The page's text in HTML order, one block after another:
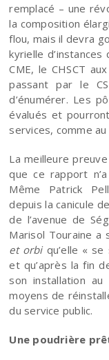
remplacé – une
la composition
flou, mais il devra
kyrielle
CME, le CHSCT
passant par le
d’énumérer. Les
évalués et
services, comme
La meilleure
que ce rapport
Même Patrick
depuis la canicule
de l’avenue de
Marisol Touraine a
et orbiqu’elle « se
et qu’après la fin
son installation
moyens de
du service public.
Une poudrière